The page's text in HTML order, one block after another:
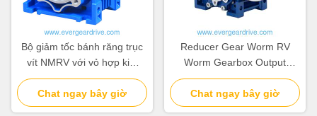
Bộ giảm tốc bánh răng trục
vít NMRV với vỏ hợp kim
nhôm, trục vít cứng và dải
công suất 0.06~22kw
Chat ngay bây giờ
Reducer Gear Worm RV
Worm Gearbox Output
Torque 2,6 đến 1760 Nm
Phạm vi nhiệt độ hoạt động
trừ 20 độ C đến 80 độ C
Chat ngay bây giờ